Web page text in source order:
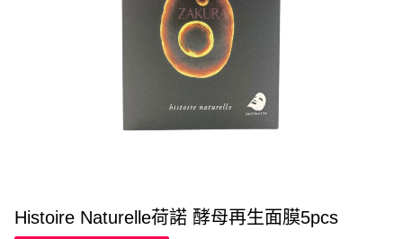
Histoire Naturelle荷諾 酵母再生面膜5pcs